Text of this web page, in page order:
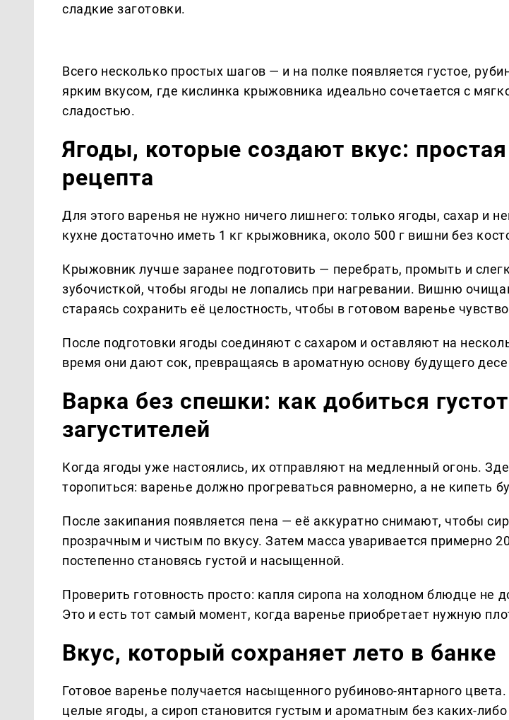
сладкие заготовки.
Всего несколько простых шагов — и на полке появляется густое,
ярким вкусом, где кислинка крыжовника идеально сочетается с
сладостью.
Ягоды, которые создают вкус:
рецепта
Для этого варенья не нужно ничего лишнего: только ягоды, сахар и
кухне достаточно иметь 1 кг крыжовника, около 500 г вишни без
Крыжовник лучше заранее подготовить — перебрать, промыть и
зубочисткой, чтобы ягоды не лопались при нагревании. Вишню
стараясь сохранить её целостность, чтобы в готовом варенье
После подготовки ягоды соединяют с сахаром и оставляют на
время они дают сок, превращаясь в ароматную основу будущего
Варка без спешки: как добиться
загустителей
Когда ягоды уже настоялись, их отправляют на медленный огонь.
торопиться: варенье должно прогреваться равномерно, а не кипеть
После закипания появляется пена — её аккуратно снимают, чтобы
прозрачным и чистым по вкусу. Затем масса уваривается примерно
постепенно становясь густой и насыщенной.
Проверить готовность просто: капля сиропа на холодном блюдце не
Это и есть тот самый момент, когда варенье приобретает нужную
Вкус, который сохраняет лето в банке
Готовое варенье получается насыщенного рубиново-янтарного
целые ягоды, а сироп становится густым и ароматным без каких-